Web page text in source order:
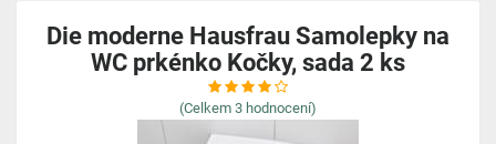
Die moderne Hausfrau Samolepky na
WC prkénko Kočky, sada 2 ks
(Celkem 3 hodnocení)